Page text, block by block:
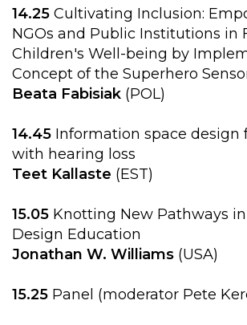
14.25 Cultivating Inclusion:
NGOs and Public Institutions in
Children's Well-being by
Concept of the Superhero
Beata Fabisiak (POL)
14.45 Information space design
with hearing loss
Teet Kallaste (EST)
15.05 Knotting New Pathways
Design Education
Jonathan W. Williams (USA)
15.25 Panel (moderator Pete